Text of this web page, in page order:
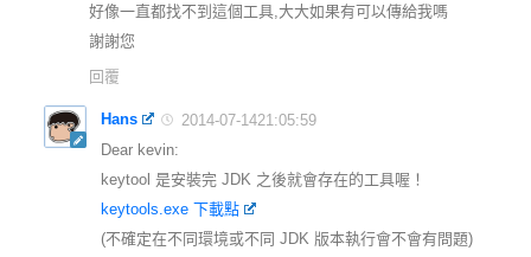
好像一直都找不到這個工具,大大如果有可以傳給我嗎
謝謝您
回覆
Hans
2014-07-1421:05:59
Dear kevin:
keytool 是安裝完 JDK 之後就會存在的工具喔！
keytools.exe 下載點
(不確定在不同環境或不同 JDK 版本執行會不會有問題)